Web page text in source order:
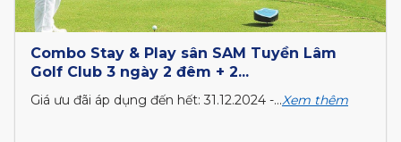
Combo Stay & Play sân SAM Tuyền Lâm
Golf Club 3 ngày 2 đêm + 2...
Giá ưu đãi áp dụng đến hết: 31.12.2024 -...Xem thêm